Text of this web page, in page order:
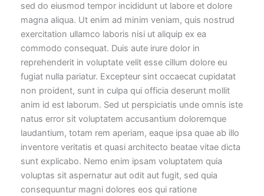
sed do eiusmod tempor incididunt ut labore et dolore
magna aliqua. Ut enim ad minim veniam, quis nostrud
exercitation ullamco laboris nisi ut aliquip ex ea
commodo consequat. Duis aute irure dolor in
reprehenderit in voluptate velit esse cillum dolore eu
fugiat nulla pariatur. Excepteur sint occaecat cupidatat
non proident, sunt in culpa qui officia deserunt mollit
anim id est laborum. Sed ut perspiciatis unde omnis iste
natus error sit voluptatem accusantium doloremque
laudantium, totam rem aperiam, eaque ipsa quae ab illo
inventore veritatis et quasi architecto beatae vitae dicta
sunt explicabo. Nemo enim ipsam voluptatem quia
voluptas sit aspernatur aut odit aut fugit, sed quia
consequuntur magni dolores eos qui ratione